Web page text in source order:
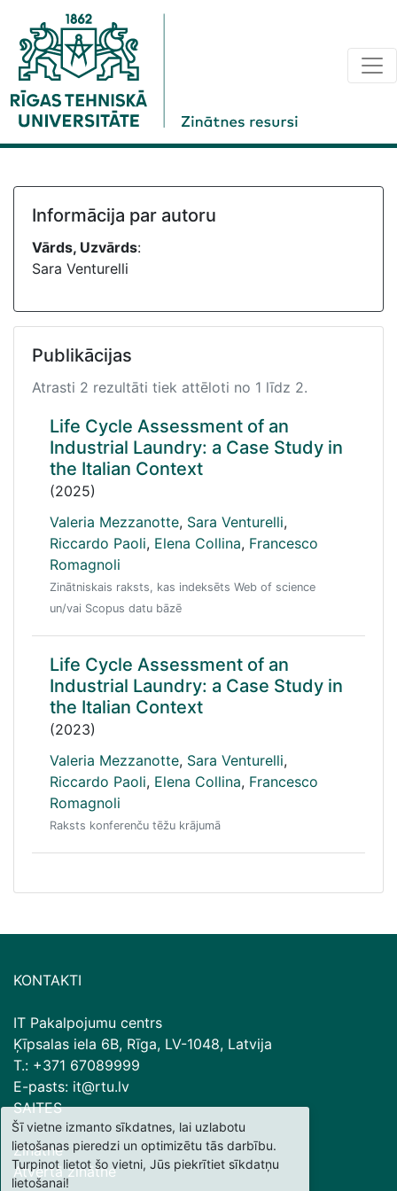
Informācija par autoru
Vārds, Uzvārds:
Sara Venturelli
Publikācijas
Atrasti 2 rezultāti tiek attēloti no 1 līdz 2.
Life Cycle Assessment of an
Industrial Laundry: a Case Study in
the Italian Context
(2025)
Valeria Mezzanotte, Sara Venturelli,
Riccardo Paoli, Elena Collina, Francesco
Romagnoli
Zinātniskais raksts, kas indeksēts Web of science
un/vai Scopus datu bāzē
Life Cycle Assessment of an
Industrial Laundry: a Case Study in
the Italian Context
(2023)
Valeria Mezzanotte, Sara Venturelli,
Riccardo Paoli, Elena Collina, Francesco
Romagnoli
Raksts konferenču tēžu krājumā
KONTAKTI
IT Pakalpojumu centrs
Ķīpsalas iela 6B, Rīga, LV-1048, Latvija
T.: +371 67089999
E-pasts: it@rtu.lv
SAITES
Zinātne
Atvērtā zinātne
Šī vietne izmanto sīkdatnes, lai uzlabotu
lietošanas pieredzi un optimizētu tās darbību.
Turpinot lietot šo vietni, Jūs piekrītiet sīkdatņu
lietošanai!